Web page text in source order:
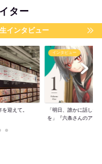
ター
インタビュー
迎えて。
インタビュー
「明日、誰かに話した
を」『六条さんのア...